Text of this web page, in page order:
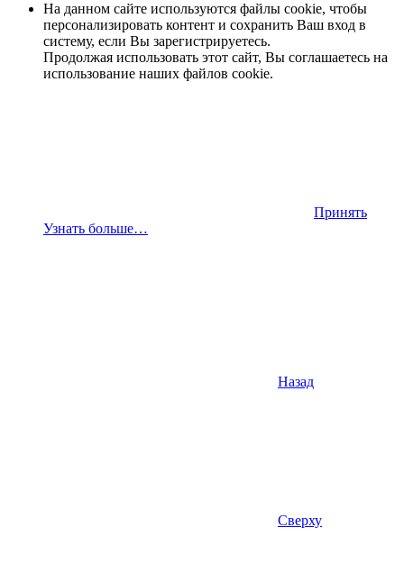
На данном сайте используются файлы cookie, чтобы
персонализировать контент и сохранить Ваш вход в
систему, если Вы зарегистрируетесь.
Продолжая использовать этот сайт, Вы соглашаетесь на
использование наших файлов cookie.
Принять
Узнать больше…
Назад
Сверху